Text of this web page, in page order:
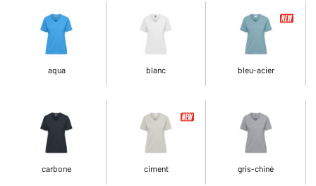
aqua blanc bleu-acier
carbone ciment gris-chiné